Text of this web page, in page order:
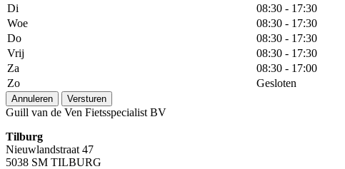
Di
08:30 - 17:30
Woe
08:30 - 17:30
Do
08:30 - 17:30
Vrij
08:30 - 17:30
Za
08:30 - 17:00
Zo
Gesloten
Annuleren Versturen
Guill van de Ven Fietsspecialist BV
Tilburg
Nieuwlandstraat 47
5038 SM TILBURG